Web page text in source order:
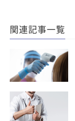
関連記事一覧